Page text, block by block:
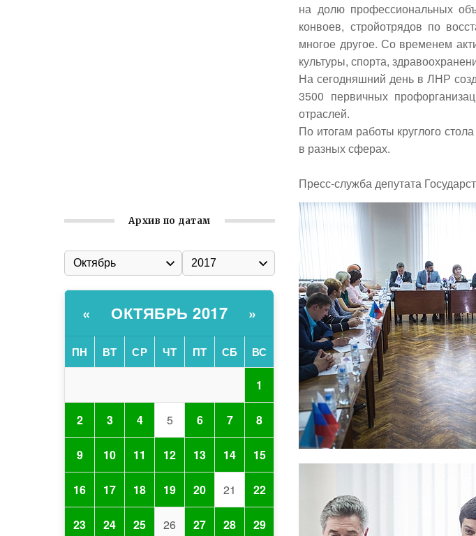
на долю профессиональных
конвоев, стройотрядов по
многое другое. Со временем
культуры, спорта,
На сегодняшний день в ЛНР
3500 первичных
отраслей.
По итогам работы круглого
в разных сферах.
Пресс-служба депутата
Архив по датам
« ОКТЯБРЬ 2017 »
ПН ВТ СР ЧТ ПТ СБ ВС
1
2 3 4 5 6 7 8
9 10 11 12 13 14 15
16 17 18 19 20 21 22
23 24 25 26 27 28 29